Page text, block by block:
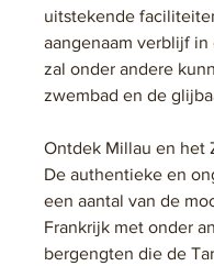
uitstekende
aangenaam verblijf
zal onder andere
zwembad en de
Ontdek Millau en het
De authentieke en
een aantal van de
Frankrijk met onder
bergengten die de